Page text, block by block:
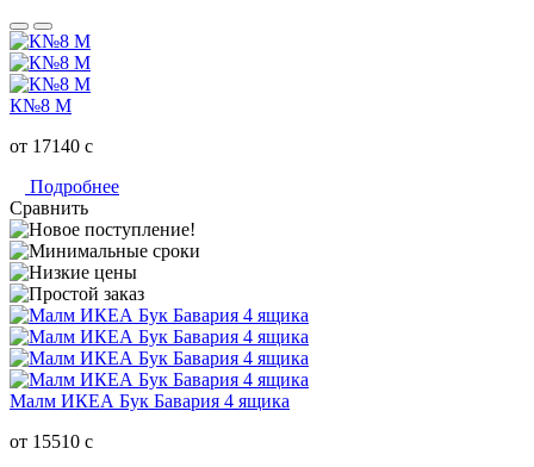
К№8 М
от 17140 c
Подробнее
Сравнить
Малм ИКЕА Бук Бавария 4 ящика
от 15510 c